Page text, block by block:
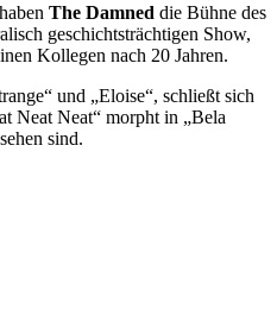
The Damned die Bühne des
geschichtsträchtigen Show,
Kollegen nach 20 Jahren.
und „Eloise“, schließt sich
Neat Neat“ morpht in „Bela
sind.